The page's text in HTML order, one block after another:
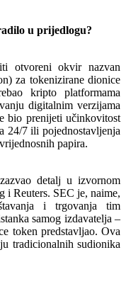
u prijedlogu?
otvoreni okvir nazvan
za tokenizirane dionice
kripto platformama
digitalnim verzijama
bio prenijeti učinkovitost
24/7 ili pojednostavljenja
papira.
detalj u izvornom
Reuters. SEC je, naime,
i trgovanja tim
samog izdavatelja –
token predstavljao. Ova
tradicionalnih sudionika